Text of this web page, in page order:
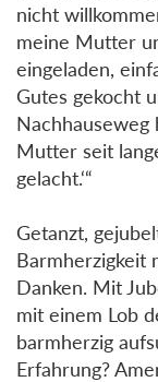
nicht
meine Mutter
eingeladen,
Gutes gekocht
Mutter seit
gelacht.‘“
Getanzt,
Barmherzigkeit
Danken. Mit
mit einem Lob
barmherzig
Erfahrung?